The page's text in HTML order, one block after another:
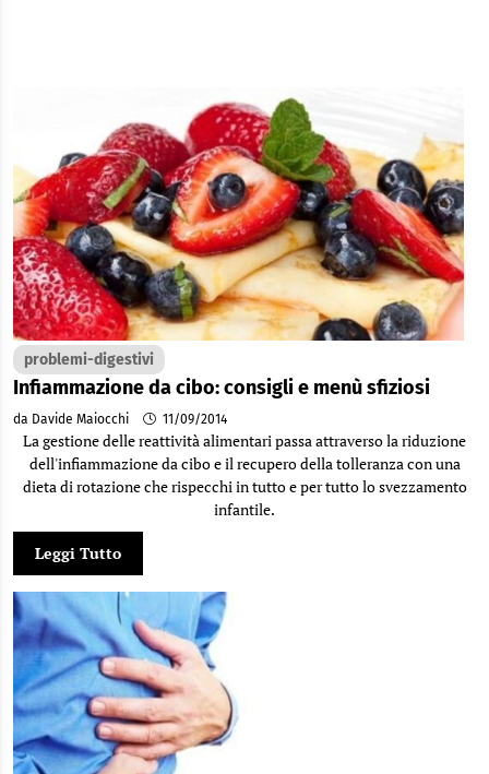
problemi-digestivi
Infiammazione da cibo: consigli e menù sfiziosi
da Davide Maiocchi 11/09/2014
La gestione delle reattività alimentari passa attraverso la riduzione
dell'infiammazione da cibo e il recupero della tolleranza con una
dieta di rotazione che rispecchi in tutto e per tutto lo svezzamento
infantile.
Leggi Tutto